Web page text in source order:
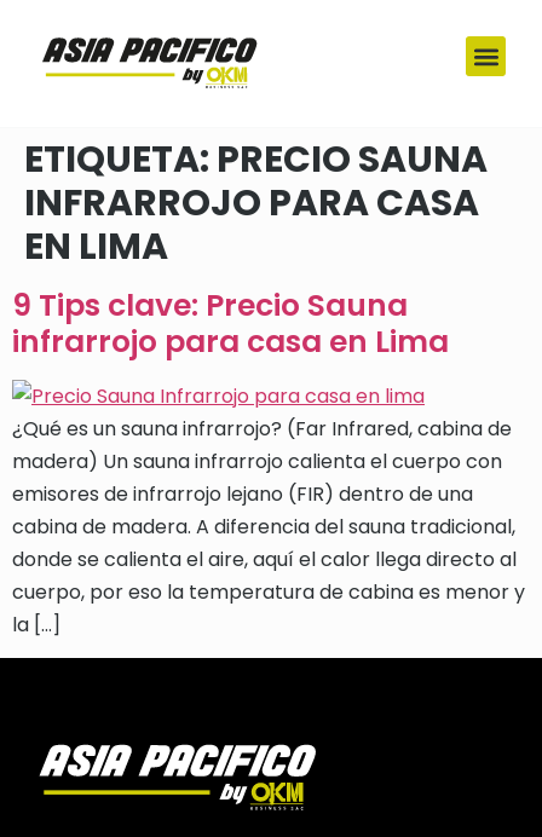
ETIQUETA: PRECIO SAUNA
INFRARROJO PARA CASA
EN LIMA
9 Tips clave: Precio Sauna
infrarrojo para casa en Lima
¿Qué es un sauna infrarrojo? (Far Infrared, cabina de
madera) Un sauna infrarrojo calienta el cuerpo con
emisores de infrarrojo lejano (FIR) dentro de una
cabina de madera. A diferencia del sauna tradicional,
donde se calienta el aire, aquí el calor llega directo al
cuerpo, por eso la temperatura de cabina es menor y
la […]